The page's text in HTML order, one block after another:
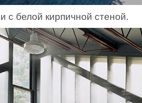
с белой кирпичной стеной.